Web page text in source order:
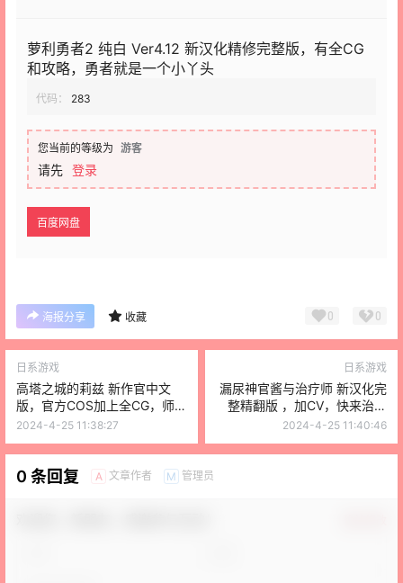
萝利勇者2 纯白 Ver4.12 新汉化精修完整版，有全CG
和攻略，勇者就是一个小丫头
代码： 283
您当前的等级为 游客
请先 登录
百度网盘
海报分享 收藏 0 0
日系游戏
高塔之城的莉兹 新作官中文
版，官方COS加上全CG，师徒
两人的冒险
2024-4-25 11:38:27
日系游戏
漏尿神官酱与治疗师 新汉化完
整精翻版 ，加CV，快来治疗
萌萌的妹子吧
2024-4-25 11:40:46
0 条回复 A 文章作者 M 管理员